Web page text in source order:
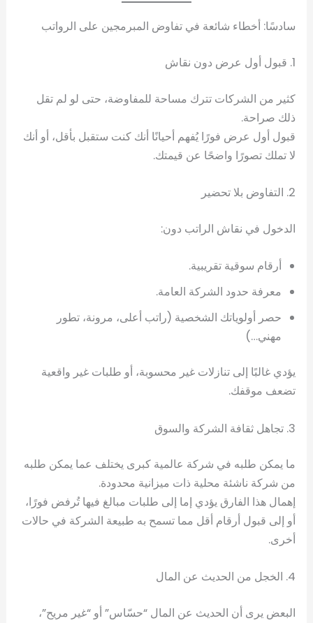
سادسًا: أخطاء شائعة في تفاوض المبرمجين على الرواتب
1. قبول أول عرض دون نقاش
كثير من الشركات تترك مساحة للمفاوضة، حتى لو لم تقل
ذلك صراحة.
قبول أول عرض فورًا يُفهم أحيانًا أنك كنت ستقبل بأقل، أو أنك
لا تملك تصورًا واضحًا عن قيمتك.
2. التفاوض بلا تحضير
الدخول في نقاش الراتب دون:
أرقام سوقية تقريبية.
معرفة حدود الشركة العامة.
حصر أولوياتك الشخصية (راتب أعلى، مرونة، تطور
مهني…)
يؤدي غالبًا إلى تنازلات غير محسوبة، أو طلبات غير واقعية
تضعف موقفك.
3. تجاهل ثقافة الشركة والسوق
ما يمكن طلبه في شركة عالمية كبرى يختلف عما يمكن طلبه
من شركة ناشئة محلية ذات ميزانية محدودة.
إهمال هذا الفارق يؤدي إما إلى طلبات مبالغ فيها تُرفض فورًا،
أو إلى قبول أرقام أقل مما تسمح به طبيعة الشركة في حالات
أخرى.
4. الخجل من الحديث عن المال
البعض يرى أن الحديث عن المال “حسّاس” أو “غير مريح”،